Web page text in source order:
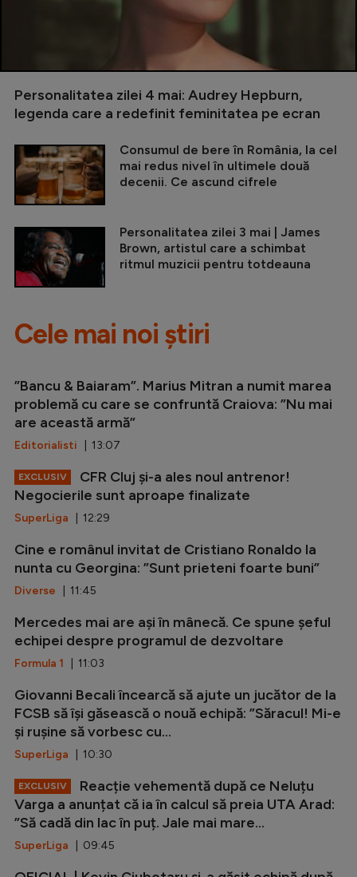
Personalitatea zilei 4 mai: Audrey Hepburn,
legenda care a redefinit feminitatea pe ecran
Consumul de bere în România, la cel
mai redus nivel în ultimele două
decenii. Ce ascund cifrele
Personalitatea zilei 3 mai | James
Brown, artistul care a schimbat
ritmul muzicii pentru totdeauna
Cele mai noi știri
”Bancu & Baiaram”. Marius Mitran a numit marea
problemă cu care se confruntă Craiova: ”Nu mai
are această armă”
Editorialisti | 13:07
EXCLUSIV
CFR Cluj și-a ales noul antrenor!
Negocierile sunt aproape finalizate
SuperLiga | 12:29
Cine e românul invitat de Cristiano Ronaldo la
nunta cu Georgina: ”Sunt prieteni foarte buni”
Diverse | 11:45
Mercedes mai are ași în mânecă. Ce spune șeful
echipei despre programul de dezvoltare
Formula 1 | 11:03
Giovanni Becali încearcă să ajute un jucător de la
FCSB să își găsească o nouă echipă: ”Săracul! Mi-e
și rușine să vorbesc cu...
SuperLiga | 10:30
EXCLUSIV
Reacție vehementă după ce Neluțu
Varga a anunțat că ia în calcul să preia UTA Arad:
”Să cadă din lac în puț. Jale mai mare...
SuperLiga | 09:45